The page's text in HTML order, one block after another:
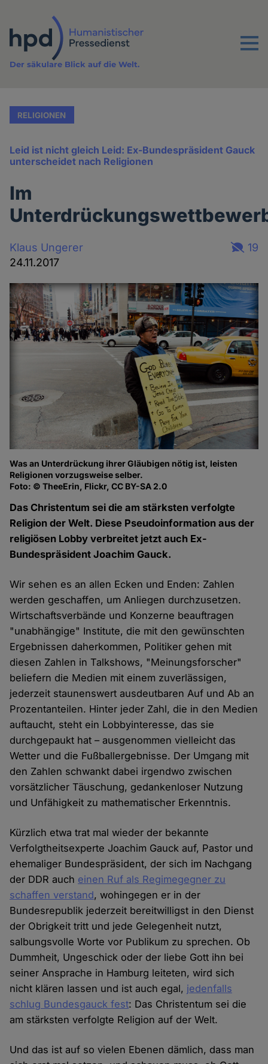
Inhalt
Menu
Der säkulare Blick auf die Welt.
RELIGIONEN
Leid ist nicht gleich Leid: Ex-Bundespräsident Gauck
unterscheidet nach Religionen
Im
Klaus Ungerer
24.11.2017
19
Was an Unterdrückung ihrer Gläubigen nötig ist, leisten
Religionen vorzugsweise selber.
Foto: © TheeErin, Flickr, CC BY-SA 2.0
Das Christentum sei die am stärksten verfolgte
Religion der Welt. Diese Pseudoinformation aus der
religiösen Lobby verbreitet jetzt auch Ex-
Bundespräsident Joachim Gauck.
Wir sehen es an allen Ecken und Enden: Zahlen
werden geschaffen, um Anliegen durchzusetzen.
Wirtschaftsverbände und Konzerne beauftragen
"unabhängige" Institute, die mit den gewünschten
Ergebnissen daherkommen, Politiker gehen mit
diesen Zahlen in Talkshows, "Meinungsforscher"
beliefern die Medien mit einem zuverlässigen,
jederzeit staunenswert ausdeutbaren Auf und Ab an
Prozentanteilen. Hinter jeder Zahl, die in den Medien
auftaucht, steht ein Lobbyinteresse, das sie
durchgepaukt hat – ausgenommen vielleicht das
Wetter und die Fußballergebnisse. Der Umgang mit
den Zahlen schwankt dabei irgendwo zwischen
vorsätzlicher Täuschung, gedankenloser Nutzung
und Unfähigkeit zu mathematischer Erkenntnis.
Kürzlich etwa trat mal wieder der bekannte
Verfolgtheitsexperte Joachim Gauck auf, Pastor und
ehemaliger Bundespräsident, der sich im Nachgang
der DDR auch einen Ruf als Regimegegner zu
schaffen verstand, wohingegen er in der
Bundesrepublik jederzeit bereitwilligst in den Dienst
der Obrigkeit tritt und jede Gelegenheit nutzt,
salbungsvolle Worte vor Publikum zu sprechen. Ob
Dummheit, Ungeschick oder der liebe Gott ihn bei
seiner Ansprache in Hamburg leiteten, wird sich
nicht klären lassen und ist auch egal, jedenfalls
schlug Bundesgauck fest: Das Christentum sei die
am stärksten verfolgte Religion auf der Welt.
Und das ist auf so vielen Ebenen dämlich, dass man